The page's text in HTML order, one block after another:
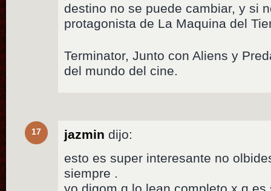
destino no se puede cambiar, y si
protagonista de La Maquina del
Terminator, Junto con Aliens y
del mundo del cine.
17 jazmin dijo:
esto es super interesante no
siempre .
yo digom q lo lean completo x q